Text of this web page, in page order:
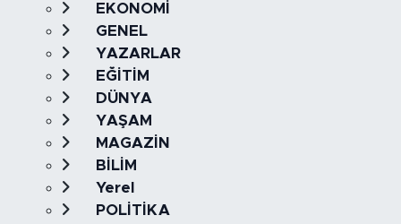
EKONOMİ
GENEL
YAZARLAR
EĞİTİM
DÜNYA
YAŞAM
MAGAZİN
BİLİM
Yerel
POLİTİKA